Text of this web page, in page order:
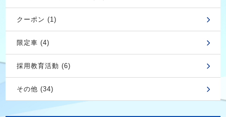
クーポン (1)
限定車 (4)
採用教育活動 (6)
その他 (34)